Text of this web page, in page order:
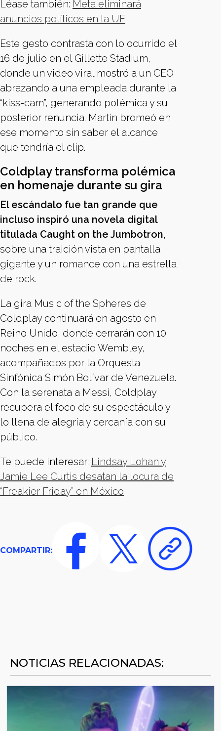
Léase también: Meta eliminará
anuncios políticos en la UE
Este gesto contrasta con lo ocurrido el
16 de julio en el Gillette Stadium,
donde un video viral mostró a un CEO
abrazando a una empleada durante la
“kiss-cam”, generando polémica y su
posterior renuncia. Martin bromeó en
ese momento sin saber el alcance
que tendría el clip.
Coldplay transforma polémica
en homenaje durante su gira
El escándalo fue tan grande que
incluso inspiró una novela digital
titulada Caught on the Jumbotron,
sobre una traición vista en pantalla
gigante y un romance con una estrella
de rock.
La gira Music of the Spheres de
Coldplay continuará en agosto en
Reino Unido, donde cerrarán con 10
noches en el estadio Wembley,
acompañados por la Orquesta
Sinfónica Simón Bolívar de Venezuela.
Con la serenata a Messi, Coldplay
recupera el foco de su espectáculo y
lo llena de alegría y cercanía con su
público.
Te puede interesar: Lindsay Lohan y
Jamie Lee Curtis desatan la locura de
“Freakier Friday” en México
COMPARTIR:
NOTICIAS RELACIONADAS: